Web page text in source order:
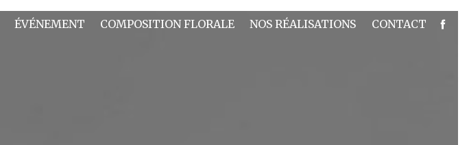
ÉVÉNEMENT COMPOSITION FLORALE NOS RÉALISATIONS CONTACT